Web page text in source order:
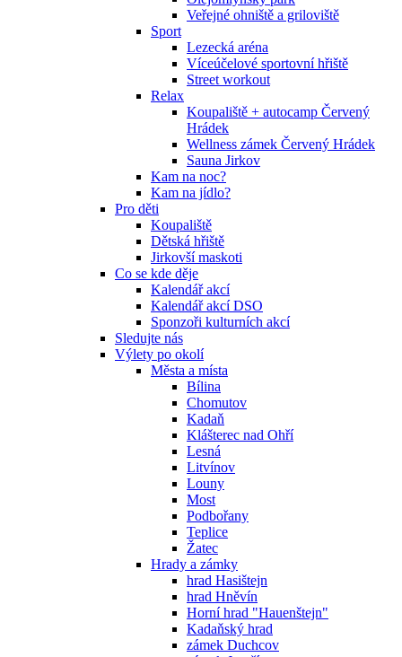
Veřejné ohniště a griloviště
Sport
Lezecká aréna
Víceúčelové sportovní hřiště
Street workout
Relax
Koupaliště + autocamp Červený
Hrádek
Wellness zámek Červený Hrádek
Sauna Jirkov
Kam na noc?
Kam na jídlo?
Pro děti
Koupaliště
Dětská hřiště
Jirkovší maskoti
Co se kde děje
Kalendář akcí
Kalendář akcí DSO
Sponzoři kulturních akcí
Sledujte nás
Výlety po okolí
Města a místa
Bílina
Chomutov
Kadaň
Klášterec nad Ohří
Lesná
Litvínov
Louny
Most
Podbořany
Teplice
Žatec
Hrady a zámky
hrad Hasištejn
hrad Hněvín
Horní hrad "Hauenštejn"
Kadaňský hrad
zámek Duchcov